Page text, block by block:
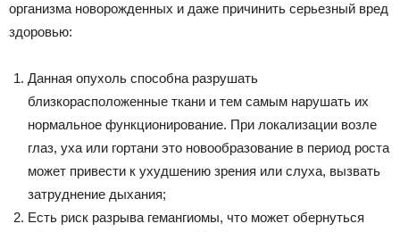
организма новорожденных и даже причинить серьезный вред
здоровью:
Данная опухоль способна разрушать
близкорасположенные ткани и тем самым нарушать их
нормальное функционирование. При локализации возле
глаз, уха или гортани это новообразование в период роста
может привести к ухудшению зрения или слуха, вызвать
затруднение дыхания;
Есть риск разрыва гемангиомы, что может обернуться